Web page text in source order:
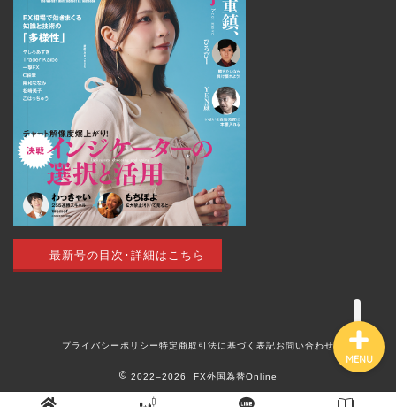
最新号の目次･詳細はこちら
プライバシーポリシー特定商取引法に基づく表記お問い合わせ
2022–2026 FX外国為替Online
MENU
トップページ
発売のお知らせ
トレードアイデア
最新記事（すべての記事）